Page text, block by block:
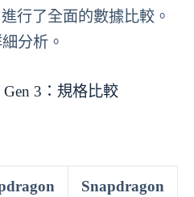
行了全面的數據比較。
分析。
Gen 3：規格比較
Snapdragon